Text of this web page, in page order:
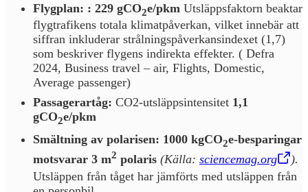
Flygplan: : 229 gCO2e/pkm Utsläppsfaktorn beaktar
flygtrafikens totala klimatpåverkan, vilket innebär att
siffran inkluderar strålningspåverkansindexet (1,7)
som beskriver flygens indirekta effekter. ( Defra
2024, Business travel – air, Flights, Domestic,
Average passenger)
Passagerartåg: CO2-utsläppsintensitet 1,1
gCO2e/pkm
Smältning av polarisen: 1000 kgCO2e-besparingar
motsvarar 3 m2 polaris (Källa: sciencemag.org
,Öppnas i en ny flik ).
Utsläppen från tåget har jämförts med utsläppen från